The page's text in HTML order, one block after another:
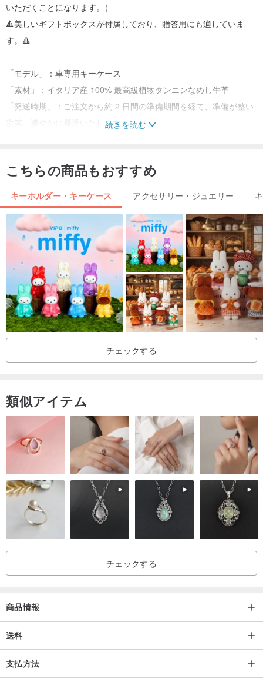
いただくことになります。）
🔺美しいギフトボックスが付属しており、贈答用にも適していま
す。🔺
「モデル」：車専用キーケース
「素材」：イタリア産 100% 最高級植物タンニンなめし牛革
「発送時期」：ご注文から約 2 日間の準備期間を経て、準備が整い
次第、速やかに発送いたします。
問い合わせください。評価でのご連絡はご遠慮ください。
分ご検討いただいてからご注文ください。🔺
注意事項
1. 革は天然素材のため、血筋、虫刺されの跡、摩擦による色の変化
などはすべて正常な自然の特性です。
2. 撮影機材やご覧になるスマートフォンの画面表示によって、多少
の色の違いが生じることがあります。実際の商品を優先させていた
だきます。
#革製品界のマセラティ #イタリアから届く芸術的な雰囲気
🇮🇹台湾中のスーパーカーオーナー御用達の車用キーケース
🇮🇹独自の開発による、キーを完全に包み込む 3D 曲面デザイン
🇮🇹新しいスマートキーの形状にぴったりとフィットするよう、オ
ーダーメイドで設計
🇮🇹数千人のオーナーに認められた職人の革成形技術
続きを読む
こちらの商品もおすすめ
キーホルダー・キーケース アクセサリー・ジュエリー
チェックする
類似アイテム
チェックする
商品情報
送料
支払方法